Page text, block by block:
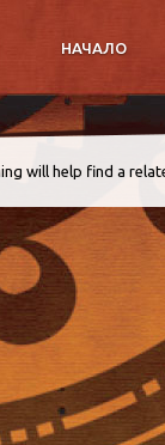
НАЧАЛО
will help find a